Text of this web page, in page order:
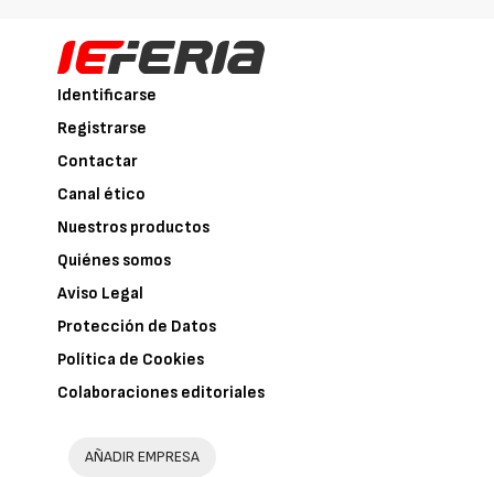
Identificarse
Registrarse
Contactar
Canal ético
Nuestros productos
Quiénes somos
Aviso Legal
Protección de Datos
Política de Cookies
Colaboraciones editoriales
AÑADIR EMPRESA